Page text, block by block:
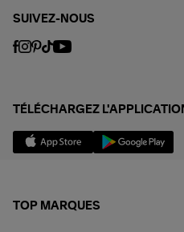
SUIVEZ-NOUS
TÉLÉCHARGEZ
TOP MARQUES